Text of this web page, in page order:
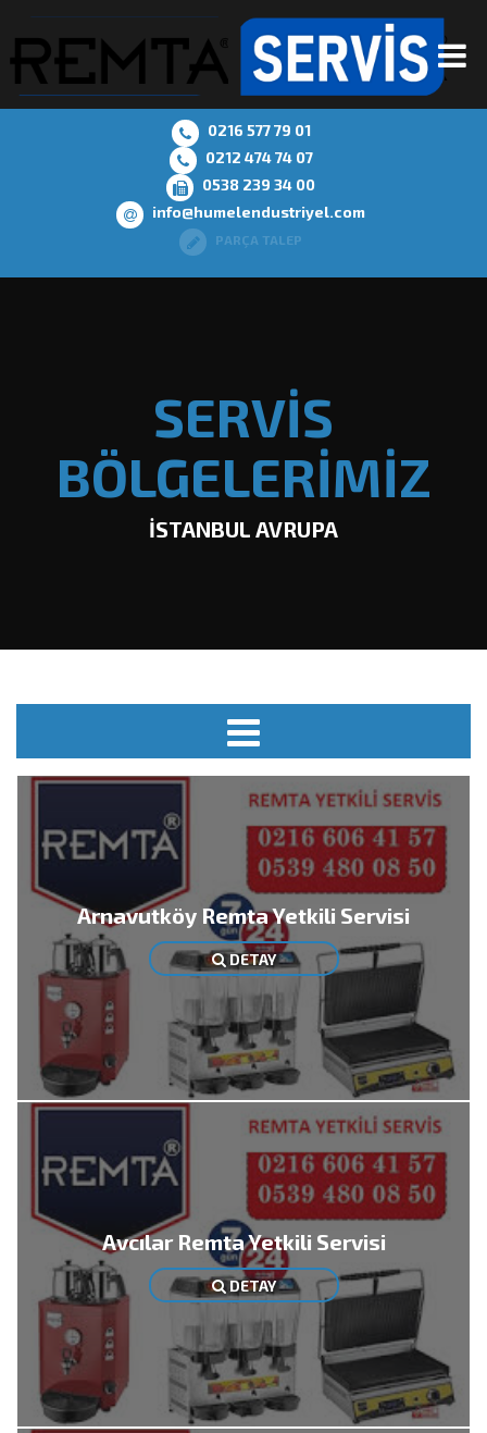
0216 577 79 01
0212 474 74 07
0538 239 34 00
info@humelendustriyel.com
PARÇA TALEP
SERVİS
BÖLGELERİMİZ
İSTANBUL AVRUPA
Arnavutköy Remta Yetkili Servisi
DETAY
Avcılar Remta Yetkili Servisi
DETAY